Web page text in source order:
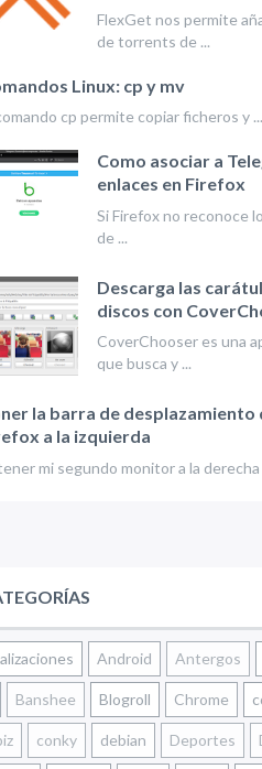
FlexGet nos permite
de torrents de ...
Linux: cp y mv
cp permite copiar ficheros y ...
Como asociar a
enlaces en Firefox
Si Firefox no reconoce
de ...
Descarga las
discos con
CoverChooser es una
que busca y ...
la barra de desplazamiento
a la izquierda
mi segundo monitor a la derecha
Android Antergos
Banshee Blogroll Chrome
conky debian Deportes